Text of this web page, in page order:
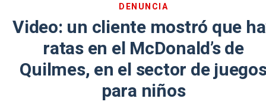
DENUNCIA
Video: un cliente mostró que
ratas en el McDonald’s de
Quilmes, en el sector de
para niños